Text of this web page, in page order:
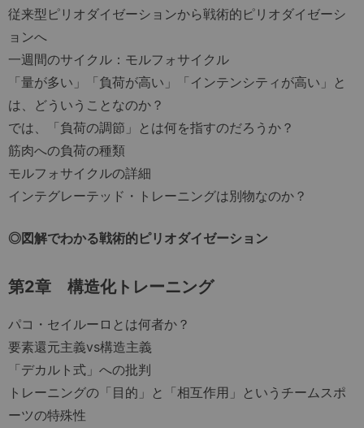
従来型ピリオダイゼーションから戦術的ピリオダイゼーシ
ョンへ
一週間のサイクル：モルフォサイクル
「量が多い」「負荷が高い」「インテンシティが高い」と
は、どういうことなのか？
では、「負荷の調節」とは何を指すのだろうか？
筋肉への負荷の種類
モルフォサイクルの詳細
インテグレーテッド・トレーニングは別物なのか？
◎図解でわかる戦術的ピリオダイゼーション
第2章 構造化トレーニング
パコ・セイルーロとは何者か？
要素還元主義vs構造主義
「デカルト式」への批判
トレーニングの「目的」と「相互作用」というチームスポ
ーツの特殊性